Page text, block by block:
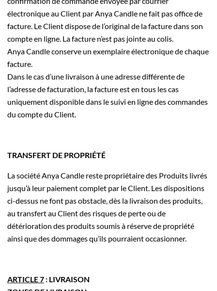
électronique au Client par Anya Candle ne fait pas office de
facture. Le Client dispose de l’original de la facture dans son
compte en ligne. La facture n’est pas jointe au colis.
Anya Candle conserve un exemplaire électronique de chaque
facture.
Dans le cas d’une livraison à une adresse différente de
l’adresse de facturation, la facture est en tous les cas
uniquement disponible dans le suivi en ligne des commandes
du compte du Client.
TRANSFERT DE PROPRIÉTÉ
La société Anya Candle reste propriétaire des Produits livrés
jusqu’à leur paiement complet par le Client. Les dispositions
ci-dessus ne font pas obstacle, dès la livraison des produits,
au transfert au Client des risques de perte ou de
détérioration des produits soumis à réserve de propriété
ainsi que des dommages qu’ils pourraient occasionner.
ARTICLE 7 : LIVRAISON